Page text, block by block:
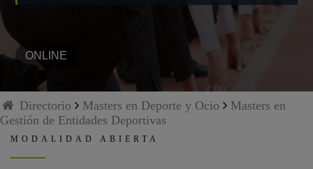
ONLINE
Directorio Masters en Deporte y Ocio
Masters en
Gestión de Entidades Deportivas
MODALIDAD ABIERTA